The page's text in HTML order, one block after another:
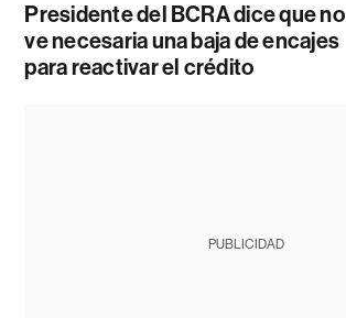
Presidente del BCRA dice que no
ve necesaria una baja de encajes
para reactivar el crédito
PUBLICIDAD